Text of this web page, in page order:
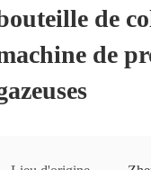
de
de